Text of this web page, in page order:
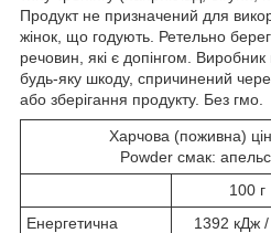
Продукт не призначений для
жінок, що годують. Ретельно
речовин, які є допінгом. Виробник
будь-яку шкоду, спричинений
або зберігання продукту.
Харчова (поживна)
Powderсмак:
100 г
Енергетична
1392 кДж